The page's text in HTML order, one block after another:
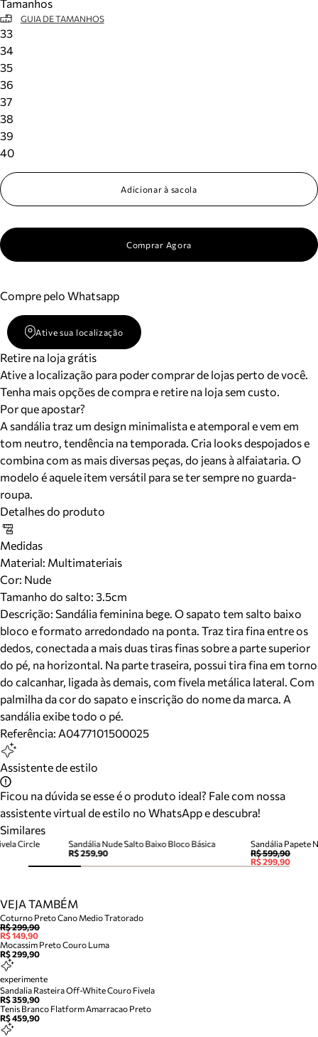
Tamanhos
GUIA DE TAMANHOS
33
34
35
36
37
38
39
40
Adicionar à sacola
Comprar Agora
Compre pelo Whatsapp
Ative sua localização
Retire na loja grátis
Ative a localização para poder comprar de lojas perto de você.
Tenha mais opções de compra e retire na loja sem custo.
Por que apostar?
A sandália traz um design minimalista e atemporal e vem em
tom neutro, tendência na temporada. Cria looks despojados e
combina com as mais diversas peças, do jeans à alfaiataria. O
modelo é aquele item versátil para se ter sempre no guarda-
roupa.
Detalhes do produto
Medidas
Material: Multimateriais
Cor: Nude
Tamanho do salto: 3.5cm
Descrição: Sandália feminina bege. O sapato tem salto baixo
bloco e formato arredondado na ponta. Traz tira fina entre os
dedos, conectada a mais duas tiras finas sobre a parte superior
do pé, na horizontal. Na parte traseira, possui tira fina em torno
do calcanhar, ligada às demais, com fivela metálica lateral. Com
palmilha da cor do sapato e inscrição do nome da marca. A
sandália exibe todo o pé.
Referência: A0477101500025
Assistente de estilo
Ficou na dúvida se esse é o produto ideal? Fale com nossa
assistente virtual de estilo no WhatsApp e descubra!
Similares
Sandália Nude Salto Baixo Bloco Básica
R$ 259,90
R$ 599,90
R$ 299,90
Circle
VEJA TAMBÉM
Coturno Preto Cano Medio Tratorado
R$ 299,90
R$ 149,90
Mocassim Preto Couro Luma
R$ 299,90
experimente
Sandalia Rasteira Off-White Couro Fivela
R$ 359,90
Tenis Branco Flatform Amarracao Preto
R$ 459,90